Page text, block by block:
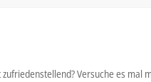
Versuche es mal